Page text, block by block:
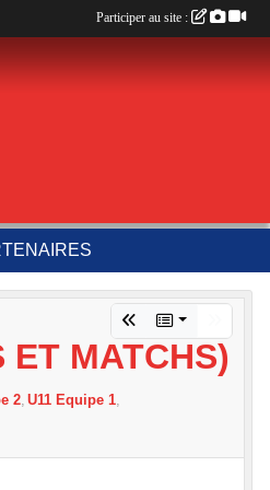
ET MATCHS)
2 U11 Equipe 1
Participer au site :